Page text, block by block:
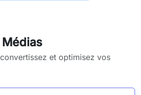
et optimisez vos